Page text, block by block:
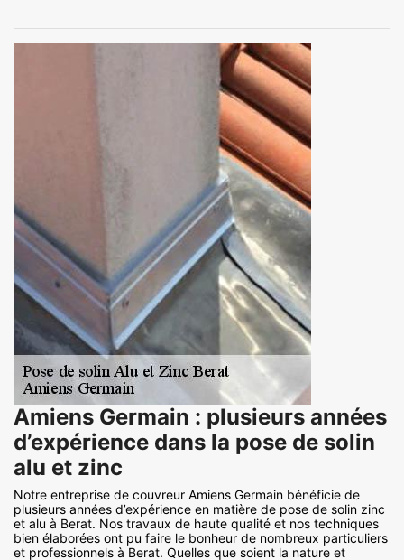
Amiens Germain : plusieurs années
d’expérience dans la pose de solin
alu et zinc
Notre entreprise de couvreur Amiens Germain bénéficie de
plusieurs années d’expérience en matière de pose de solin zinc
et alu à Berat. Nos travaux de haute qualité et nos techniques
bien élaborées ont pu faire le bonheur de nombreux particuliers
et professionnels à Berat. Quelles que soient la nature et